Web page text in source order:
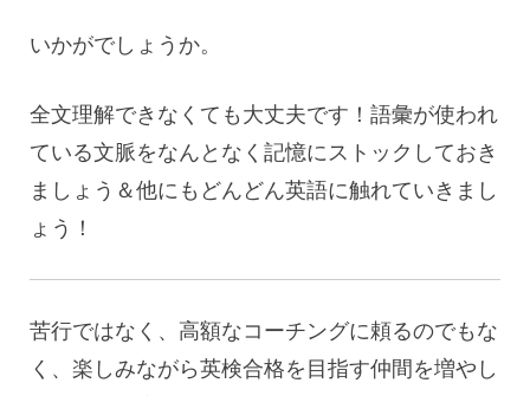
いかがでしょうか。
全文理解できなくても大丈夫です！語彙が使われ
ている文脈をなんとなく記憶にストックしておき
ましょう＆他にもどんどん英語に触れていきまし
ょう！
苦行ではなく、高額なコーチングに頼るのでもな
く、楽しみながら英検合格を目指す仲間を増やし